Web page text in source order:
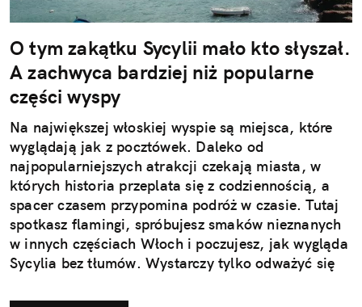
O tym zakątku Sycylii mało kto słyszał.
A zachwyca bardziej niż popularne
części wyspy
Na największej włoskiej wyspie są miejsca, które
wyglądają jak z pocztówek. Daleko od
najpopularniejszych atrakcji czekają miasta, w
których historia przeplata się z codziennością, a
spacer czasem przypomina podróż w czasie. Tutaj
spotkasz flamingi, spróbujesz smaków nieznanych
w innych częściach Włoch i poczujesz, jak wygląda
Sycylia bez tłumów. Wystarczy tylko odważyć się